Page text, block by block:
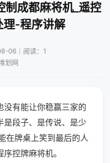
制成都麻将机_遥控
理-程序讲解
06｜阅读：1
划网
没有能让你稳赢三家的
是段子、是传说、是少
在牌桌上笑到最后的人
控牌麻将机。